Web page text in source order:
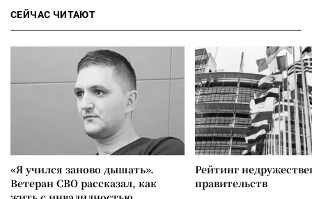
СЕЙЧАС ЧИТАЮТ
«Я учился заново дышать».
Ветеран СВО рассказал, как
Рейтинг
правительств